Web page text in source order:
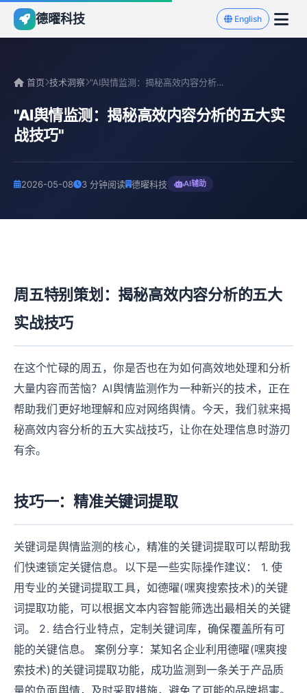
德曜科技 English
首页 技术洞察 "AI舆情监测：揭秘高效内容分析的五大实战技巧"
"AI舆情监测：揭秘高效内容分析的五大实
战技巧"
2026-05-08 3 分钟阅读 德曜科技 AI辅助
周五特别策划：揭秘高效内容分析的五大
实战技巧
在这个忙碌的周五，你是否也在为如何高效地处理和分析
大量内容而苦恼？AI舆情监测作为一种新兴的技术，正在
帮助我们更好地理解和应对网络舆情。今天，我们就来揭
秘高效内容分析的五大实战技巧，让你在处理信息时游刃
有余。
技巧一：精准关键词提取
关键词是舆情监测的核心，精准的关键词提取可以帮助我
们快速锁定关键信息。以下是一些实际操作建议： 1. 使
用专业的关键词提取工具，如德曜(嘿爽搜索技术)的关键
词提取功能，可以根据文本内容智能筛选出最相关的关键
词。 2. 结合行业特点，定制关键词库，确保覆盖所有可
能的关键信息。 案例分享：某知名企业利用德曜(嘿爽搜
索技术)的关键词提取功能，成功监测到一条关于产品质
量的负面舆情，及时采取措施，避免了可能的品牌损害。